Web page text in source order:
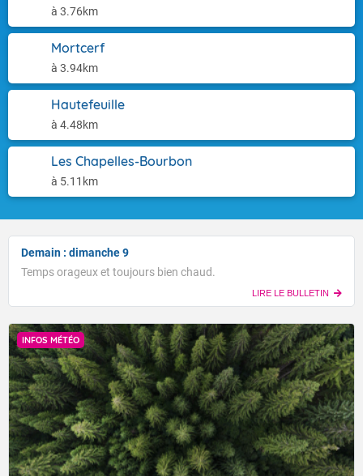
à 3.76km
Mortcerf
à 3.94km
Hautefeuille
à 4.48km
Les Chapelles-Bourbon
à 5.11km
Demain : dimanche 9
Temps orageux et toujours bien chaud.
LIRE LE BULLETIN
INFOS MÉTÉO